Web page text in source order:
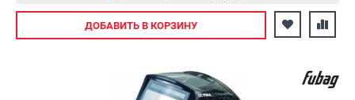
Авторизуйтесь
ДОБАВИТЬ В КОРЗИНУ